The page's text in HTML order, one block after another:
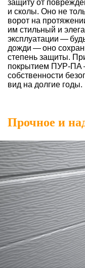
защиту от
и сколы. Оно не
ворот на
им стильный и
эксплуатации —
дожди — оно
степень защиты.
покрытием ПУР-ПА
собственности
вид на долгие годы.
Прочное и